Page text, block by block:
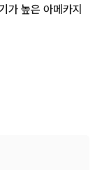
가 높은 아메카지
하신 분의 구매를